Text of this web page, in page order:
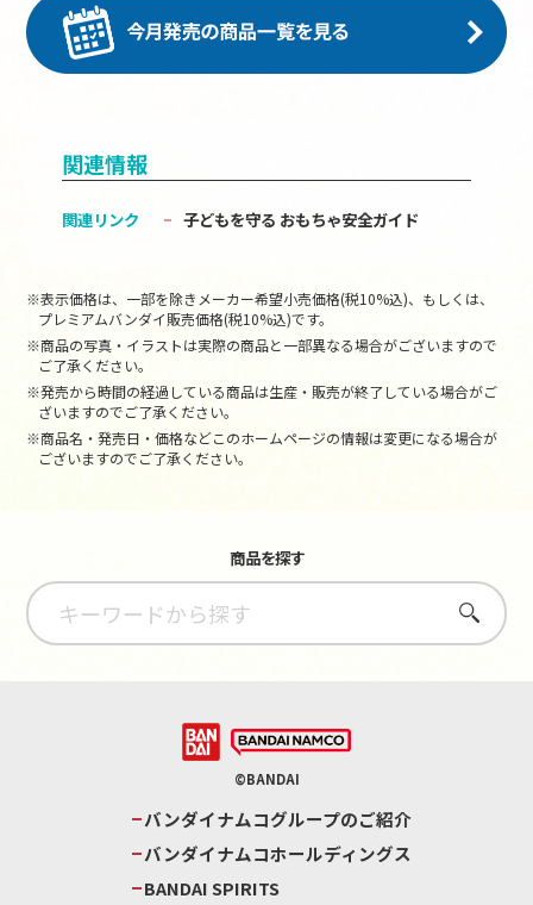
関連情報
関連リンク 子どもを守る おもちゃ安全ガイド
※表示価格は、一部を除きメーカー希望小売価格(税10%込)、もしくは、
プレミアムバンダイ販売価格(税10%込)です。
※商品の写真・イラストは実際の商品と一部異なる場合がございますので
ご了承ください。
※発売から時間の経過している商品は生産・販売が終了している場合がご
ざいますのでご了承ください。
※商品名・発売日・価格などこのホームページの情報は変更になる場合が
ございますのでご了承ください。
商品を探す
さがす
©BANDAI
バンダイナムコグループのご紹介
バンダイナムコホールディングス
BANDAI SPIRITS